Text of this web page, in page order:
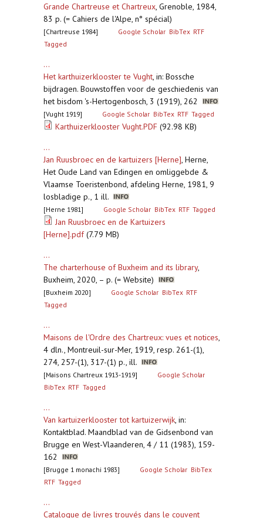
Grande Chartreuse et Chartreux, Grenoble, 1984,
83 p. (= Cahiers de l'Alpe, n° spécial)
[Chartreuse 1984] Google Scholar BibTex RTF
Tagged
...
Het karthuizerklooster te Vught, in: Bossche
bijdragen. Bouwstoffen voor de geschiedenis van
het bisdom 's-Hertogenbosch, 3 (1919), 262
[Vught 1919] Google Scholar BibTex RTF Tagged
Karthuizerklooster Vught.PDF (92.98 KB)
...
Jan Ruusbroec en de kartuizers [Herne], Herne,
Het Oude Land van Edingen en omliggebde &
Vlaamse Toeristenbond, afdeling Herne, 1981, 9
losbladige p., 1 ill.
[Herne 1981] Google Scholar BibTex RTF Tagged
Jan Ruusbroec en de Kartuizers
[Herne].pdf(7.79 MB)
...
The charterhouse of Buxheim and its library,
Buxheim, 2020, – p. (= Website)
[Buxheim 2020] Google Scholar BibTex RTF
Tagged
...
Maisons de l'Ordre des Chartreux: vues et notices,
4 dln., Montreuil-sur-Mer, 1919, resp. 261-(1),
274, 257-(1), 317-(1) p., ill.
[Maisons Chartreux 1913-1919]
Google Scholar
BibTex RTF Tagged
...
Van kartuizerklooster tot kartuizerwijk, in:
Kontaktblad. Maandblad van de Gidsenbond van
Brugge en West-Vlaanderen, 4 / 11 (1983), 159-
162
[Brugge 1 monachi 1983] Google Scholar BibTex
RTF Tagged
...
Catalogue de livres trouvés dans le couvent